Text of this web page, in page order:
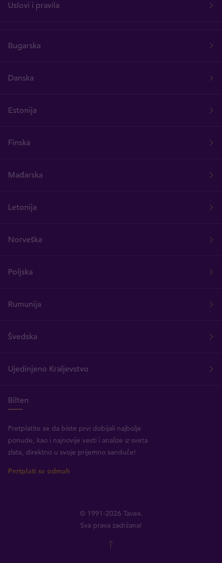
Uslovi i pravila
Bugarska
Danska
Estonija
Finska
Mađarska
Letonija
Norveška
Poljska
Rumunija
Švedska
Ujedinjeno Kraljevstvo
Bilten
Pretplatite se da biste prvi dobijali najbolje
ponude, kao i najnovije vesti i analize iz sveta
zlata, direktno u svoje prijemno sanduče!
Pretplati se odmah
© 1991-2026 Tavex.
Sva prava zadržana!